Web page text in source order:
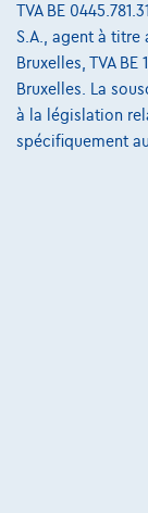
TVA BE
S.A., agent à titre
Bruxelles, TVA BE
Bruxelles. La
à la législation
spécifiquement
Contact
@2024 TCS